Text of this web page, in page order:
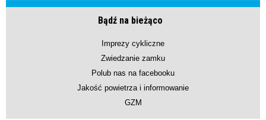
Bądź na bieżąco
Imprezy cykliczne
Zwiedzanie zamku
Polub nas na facebooku
Jakość powietrza i informowanie
GZM